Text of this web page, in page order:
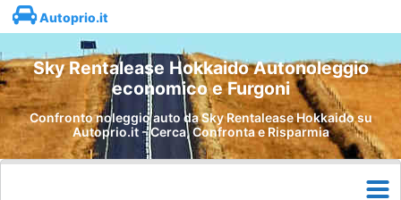
Autoprio.it
Sky Rentalease Hokkaido Autonoleggio
economico e Furgoni
Confronto noleggio auto da Sky Rentalease Hokkaido su
Autoprio.it - Cerca, Confronta e Risparmia